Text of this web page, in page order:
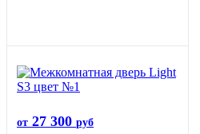
от 27 300 руб